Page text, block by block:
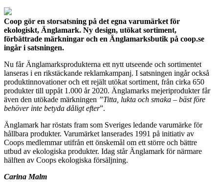
Coop gör en storsatsning på det egna varumärket för
ekologiskt, Änglamark. Ny design, utökat sortiment,
förbättrade märkningar och en Änglamarksbutik på coop.se
ingår i satsningen.
Nu får Änglamarksprodukterna ett nytt utseende och sortimentet
lanseras i en rikstäckande reklamkampanj. I satsningen ingår också
produktinnovationer och ett rejält utökat sortiment, från cirka 650
produkter till uppåt 1.000 år 2020. Änglamarks mejeriprodukter får
även den utökade märkningen ”Titta, lukta och smaka – bäst före
behöver inte betyda dåligt efter”.
Änglamark har röstats fram som Sveriges ledande varumärke för
hållbara produkter. Varumärket lanserades 1991 på initiativ av
Coops medlemmar utifrån ett önskemål om ett större och bättre
utbud av ekologiska produkter. Idag står Änglamark för närmare
hälften av Coops ekologiska försäljning.
Carina Malm